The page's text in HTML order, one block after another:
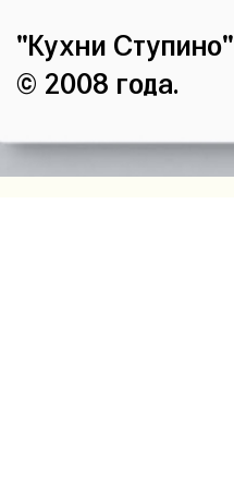
"Кухни Ступино"
© 2008 года.